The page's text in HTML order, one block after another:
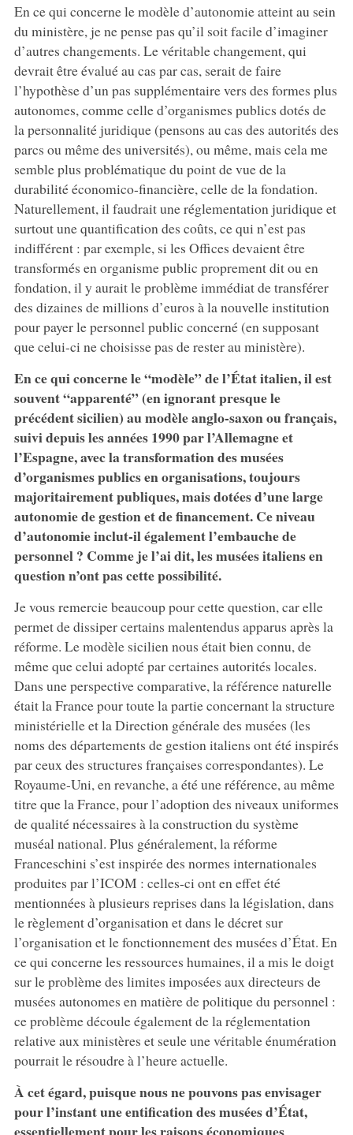
En ce qui concerne le modèle d’autonomie atteint au sein
du ministère, je ne pense pas qu’il soit facile d’imaginer
d’autres changements. Le véritable changement, qui
devrait être évalué au cas par cas, serait de faire
l’hypothèse d’un pas supplémentaire vers des formes plus
autonomes, comme celle d’organismes publics dotés de
la personnalité juridique (pensons au cas des autorités des
parcs ou même des universités), ou même, mais cela me
semble plus problématique du point de vue de la
durabilité économico-financière, celle de la fondation.
Naturellement, il faudrait une réglementation juridique et
surtout une quantification des coûts, ce qui n’est pas
indifférent : par exemple, si les Offices devaient être
transformés en organisme public proprement dit ou en
fondation, il y aurait le problème immédiat de transférer
des dizaines de millions d’euros à la nouvelle institution
pour payer le personnel public concerné (en supposant
que celui-ci ne choisisse pas de rester au ministère).
En ce qui concerne le “modèle” de l’État italien, il est
souvent “apparenté” (en ignorant presque le
précédent sicilien) au modèle anglo-saxon ou français,
suivi depuis les années 1990 par l’Allemagne et
l’Espagne, avec la transformation des musées
d’organismes publics en organisations, toujours
majoritairement publiques, mais dotées d’une large
autonomie de gestion et de financement. Ce niveau
d’autonomie inclut-il également l’embauche de
personnel ? Comme je l’ai dit, les musées italiens en
question n’ont pas cette possibilité.
Je vous remercie beaucoup pour cette question, car elle
permet de dissiper certains malentendus apparus après la
réforme. Le modèle sicilien nous était bien connu, de
même que celui adopté par certaines autorités locales.
Dans une perspective comparative, la référence naturelle
était la France pour toute la partie concernant la structure
ministérielle et la Direction générale des musées (les
noms des départements de gestion italiens ont été inspirés
par ceux des structures françaises correspondantes). Le
Royaume-Uni, en revanche, a été une référence, au même
titre que la France, pour l’adoption des niveaux uniformes
de qualité nécessaires à la construction du système
muséal national. Plus généralement, la réforme
Franceschini s’est inspirée des normes internationales
produites par l’ICOM : celles-ci ont en effet été
mentionnées à plusieurs reprises dans la législation, dans
le règlement d’organisation et dans le décret sur
l’organisation et le fonctionnement des musées d’État. En
ce qui concerne les ressources humaines, il a mis le doigt
sur le problème des limites imposées aux directeurs de
musées autonomes en matière de politique du personnel :
ce problème découle également de la réglementation
relative aux ministères et seule une véritable énumération
pourrait le résoudre à l’heure actuelle.
À cet égard, puisque nous ne pouvons pas envisager
pour l’instant une entification des musées d’État,
essentiellement pour les raisons économiques